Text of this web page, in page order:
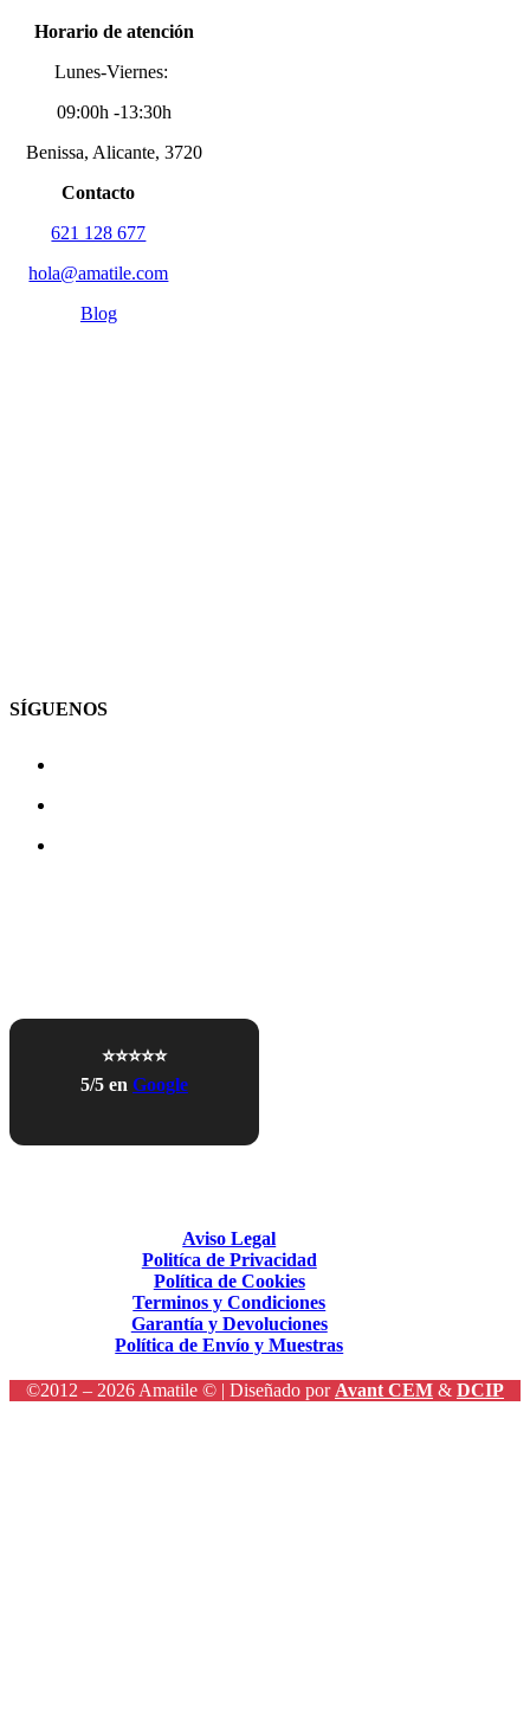
Horario de atención
Lunes-Viernes:
09:00h -13:30h
Benissa, Alicante, 3720
Contacto
621 128 677
hola@amatile.com
Blog
SÍGUENOS
⭐⭐⭐⭐⭐
5/5 en Google
Aviso Legal
Politíca de Privacidad
Política de Cookies
Terminos y Condiciones
Garantía y Devoluciones
Política de Envío y Muestras
©2012 – 2026 Amatile © | Diseñado por Avant CEM & DCIP